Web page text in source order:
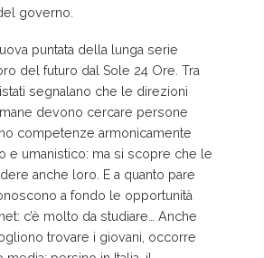
governo.
puntata della lunga serie
del futuro dal Sole 24 Ore. Tra
segnalano che le direzioni
devono cercare persone
competenze armonicamente
e umanistico: ma si scopre che le
anche loro. E a quanto pare
a fondo le opportunità
c’è molto da studiare… Anche
trovare i giovani, occorre